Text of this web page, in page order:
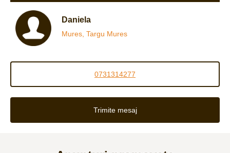
Daniela
Mures, Targu Mures
0731314277
Trimite mesaj